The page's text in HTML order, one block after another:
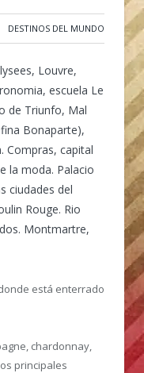
DESTINOS DEL MUNDO
Louvre,
escuela Le
de Triunfo, Mal
Bonaparte),
Compras, capital
la moda. Palacio
ciudades del
Rouge. Rio
Montmartre,
está enterrado
chardonnay,
principales